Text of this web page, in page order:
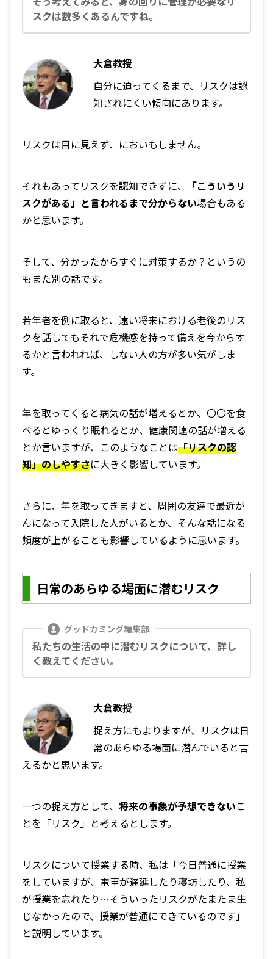
スクは数多くあるんですね。
大倉教授
自分に迫ってくるまで、リスクは認
知されにくい傾向にあります。
リスクは目に見えず、においもしません。
それもあってリスクを認知できずに、
「こういうリ
スクがある」と言われるまで分からない場合もある
かと思います。
そして、分かったからすぐに対策するか？というの
もまた別の話です。
若年者を例に取ると、遠い将来における老後のリス
クを話してもそれで危機感を持って備えを今からす
るかと言われれば、しない人の方が多い気がしま
す。
年を取ってくると病気の話が増えるとか、〇〇を食
べるとゆっくり眠れるとか、健康関連の話が増える
とか言いますが、このようなことは「リスクの認
知」のしやすさに大きく影響しています。
さらに、年を取ってきますと、周囲の友達で最近が
んになって入院した人がいるとか、そんな話になる
頻度が上がることも影響しているように思います。
日常のあらゆる場面に潜むリスク
私たちの生活の中に潜むリスクについて、詳し
く教えてください。
大倉教授
捉え方にもよりますが、リスクは日
常のあらゆる場面に潜んでいると言
えるかと思います。
一つの捉え方として、 将来の事象が予想できないこ
とを「リスク」と考えるとします。
リスクについて授業する時、私は「今日普通に授業
をしていますが、電車が遅延したり寝坊したり、私
が授業を忘れたり…そういったリスクがたまたま生
じなかったので、授業が普通にできているのです」
と説明しています。